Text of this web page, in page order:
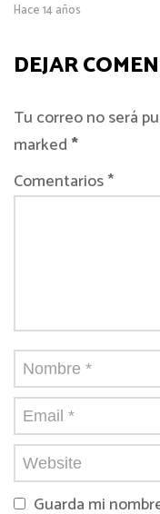
Hace 14 años
DEJAR
Tu correo no será
marked*
Comentarios *
Guarda mi